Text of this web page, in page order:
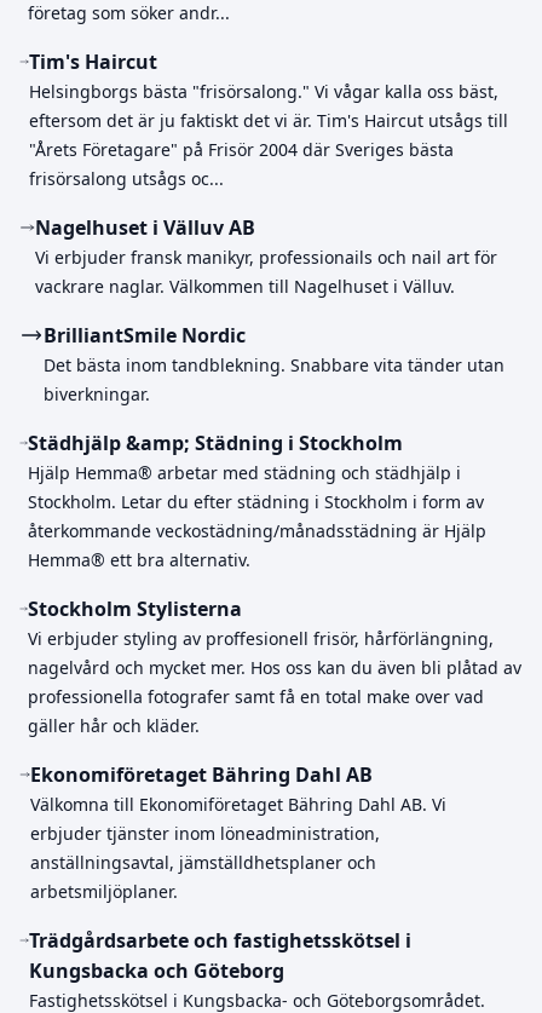
företag som söker andr...
Tim's Haircut
Helsingborgs bästa "frisörsalong." Vi vågar kalla oss bäst,
eftersom det är ju faktiskt det vi är. Tim's Haircut utsågs till
"Årets Företagare" på Frisör 2004 där Sveriges bästa
frisörsalong utsågs oc...
Nagelhuset i Välluv AB
Vi erbjuder fransk manikyr, professionails och nail art för
vackrare naglar. Välkommen till Nagelhuset i Välluv.
BrilliantSmile Nordic
Det bästa inom tandblekning. Snabbare vita tänder utan
biverkningar.
Städhjälp &amp; Städning i Stockholm
Hjälp Hemma® arbetar med städning och städhjälp i
Stockholm. Letar du efter städning i Stockholm i form av
återkommande veckostädning/månadsstädning är Hjälp
Hemma® ett bra alternativ.
Stockholm Stylisterna
Vi erbjuder styling av proffesionell frisör, hårförlängning,
nagelvård och mycket mer. Hos oss kan du även bli plåtad av
professionella fotografer samt få en total make over vad
gäller hår och kläder.
Ekonomiföretaget Bähring Dahl AB
Välkomna till Ekonomiföretaget Bähring Dahl AB. Vi
erbjuder tjänster inom löneadministration,
anställningsavtal, jämställdhetsplaner och
arbetsmiljöplaner.
Trädgårdsarbete och fastighetsskötsel i
Kungsbacka och Göteborg
Fastighetsskötsel i Kungsbacka- och Göteborgsområdet.